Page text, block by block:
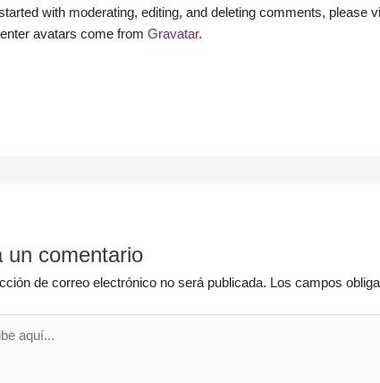
with moderating, editing, and deleting comments, please
avatars come fromGravatar.
un comentario
de correo electrónico no será publicada. Los campos